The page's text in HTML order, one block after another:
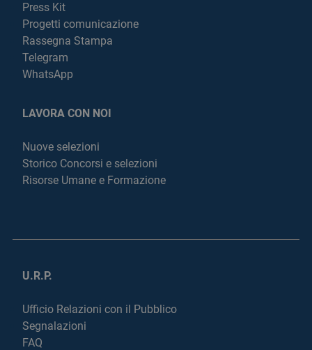
Press Kit
Progetti comunicazione
Rassegna Stampa
Telegram
WhatsApp
LAVORA CON NOI
Nuove selezioni
Storico Concorsi e selezioni
Risorse Umane e Formazione
U.R.P.
Ufficio Relazioni con il Pubblico
Segnalazioni
FAQ